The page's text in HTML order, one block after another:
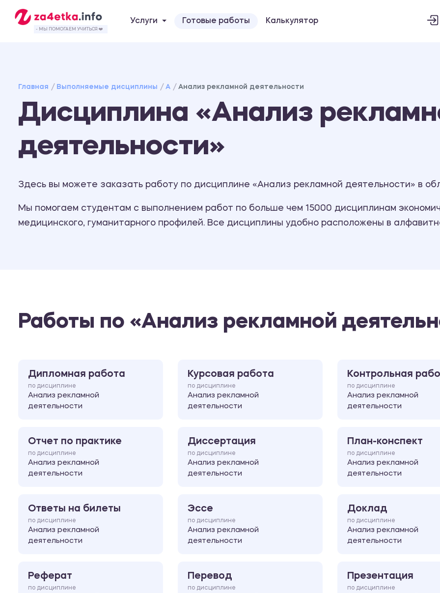
- МЫ ПОМОГАЕМ УЧИТЬСЯ ❤️
Услуги Готовые работы Калькулятор
Главная Выполняемые дисциплины А Анализ рекламной деятельности
Дисциплина «Анализ
деятельности»
Здесь вы можете заказать работу по дисциплине «Анализ рекламной деятельности» в
Мы помогаем студентам с выполнением работ по больше чем 15000 дисциплинам
медицинского, гуманитарного профилей. Все дисциплины удобно расположены в
Работы по «Анализ рекламной
Дипломная работа
по дисциплине
Анализ рекламной
деятельности
Курсовая работа
по дисциплине
Анализ рекламной
деятельности
Контрольная
по дисциплине
Анализ рекламной
деятельности
Отчет по практике
по дисциплине
Анализ рекламной
деятельности
Диссертация
по дисциплине
Анализ рекламной
деятельности
План-конспект
по дисциплине
Анализ рекламной
деятельности
Ответы на билеты
по дисциплине
Анализ рекламной
деятельности
Эссе
по дисциплине
Анализ рекламной
деятельности
Доклад
по дисциплине
Анализ рекламной
деятельности
Реферат
по дисциплине
Перевод
по дисциплине
Презентация
по дисциплине